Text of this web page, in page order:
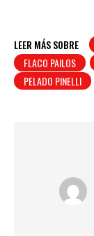
LEER MÁS SOBRE
FLACO PAILOS
PELADO PINELLI